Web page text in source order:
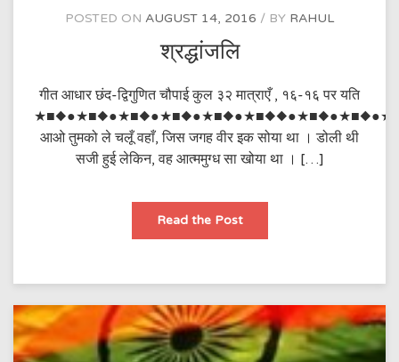
POSTED ON AUGUST 14, 2016 BY RAHUL
श्रद्धांजलि
गीत आधार छंद-द्विगुणित चौपाई कुल ३२ मात्राएँ , १६-१६ पर यति
★■◆●★■◆●★■◆●★■◆●★■◆●★■◆◆●★■◆●★■◆●★
आओ तुमको ले चलूँ वहाँ, जिस जगह वीर इक सोया था । डोली थी
सजी हुई लेकिन, वह आत्ममुग्ध सा खोया था । […]
Read the Postश्रद्धांजलि